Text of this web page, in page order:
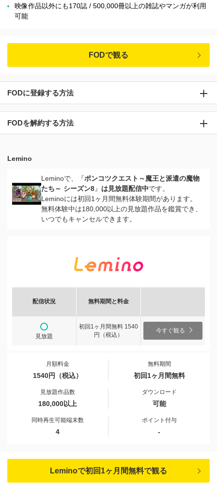
映像作品以外にも170誌 / 500,000冊以上の雑誌やマンガが利用
可能
FODで観る
FODに登録する方法
FODを解約する方法
Lemino
Leminoで、『ポンコツクエスト～魔王と派遣の魔物
たち～ シーズン8』 は見放題配信中です。
Leminoには初回1ヶ月間無料体験期間があります。
無料体験中は180,000以上の見放題作品を鑑賞でき、
いつでもキャンセルできます。
配信状況 無料期間と料金
見放題
初回1ヶ月間無料 1540
円（税込）
今すぐ観る
月額料金
1540円（税込）
無料期間
初回1ヶ月間無料
見放題作品数
180,000以上
ダウンロード
可能
同時再生可能端末数
4
ポイント付与
-
Leminoで初回1ヶ月間無料で観る